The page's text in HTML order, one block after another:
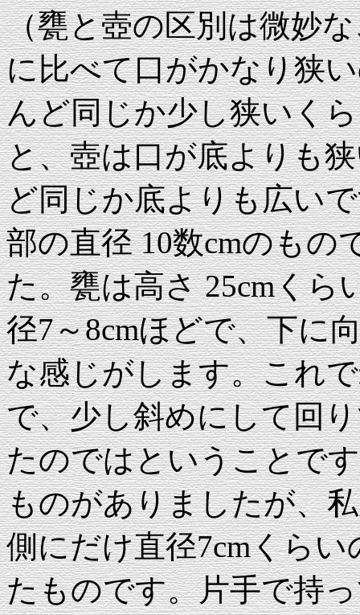
（甕と壺の区別は微妙
に比べて口がかなり狭
んど同じか少し狭いく
と、壺は口が底よりも
ど同じか底よりも広い
部の直径 10数cmのもの
た。甕は高さ 25cmくら
径7～8cmほどで、下に
な感じがします。これ
で、少し斜めにして回
たのではということで
ものがありましたが、
側にだけ直径7cmくら
たものです。片手で持